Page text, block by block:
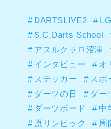
DARTSLIVE2
S.C.Darts School
アスルクラロ沼津
インタビュー
オ
ステッカー
スポ
ダーツの日
ダー
ダーツボード
中
原リンピック
周